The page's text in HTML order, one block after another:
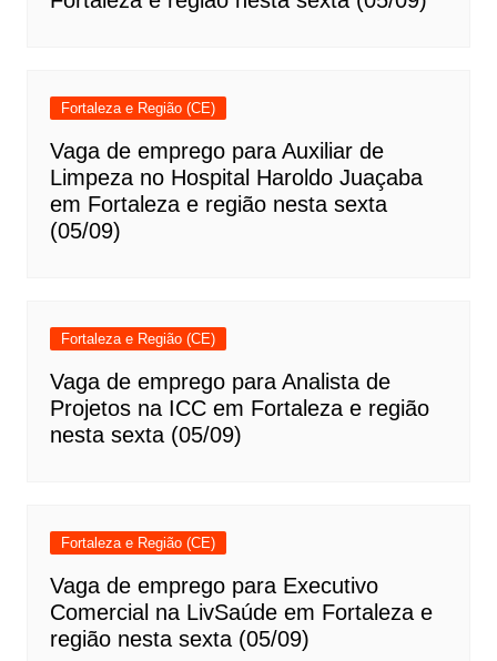
Fortaleza e Região (CE)
Vaga de emprego para Auxiliar de
Limpeza no Hospital Haroldo Juaçaba
em Fortaleza e região nesta sexta
(05/09)
Fortaleza e Região (CE)
Vaga de emprego para Analista de
Projetos na ICC em Fortaleza e região
nesta sexta (05/09)
Fortaleza e Região (CE)
Vaga de emprego para Executivo
Comercial na LivSaúde em Fortaleza e
região nesta sexta (05/09)